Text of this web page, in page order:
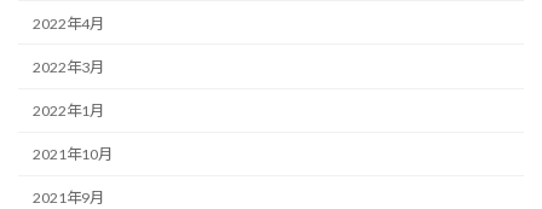
2022年4月
2022年3月
2022年1月
2021年10月
2021年9月